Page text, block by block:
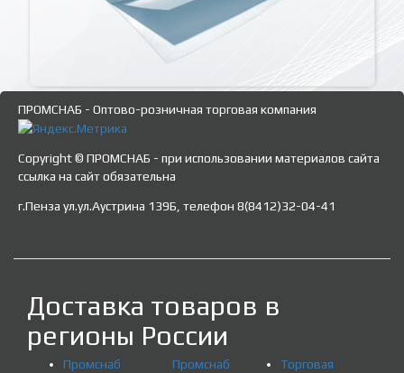
ПРОМСНАБ - Оптово-розничная торговая компания
Copyright © ПРОМСНАБ - при использовании материалов сайта
ссылка на сайт обязательна
г.Пенза ул.ул.Аустрина 139Б, телефон 8(8412)32-04-41
Доставка товаров в
регионы России
Промснаб
Промснаб
Торговая